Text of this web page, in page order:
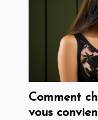
Comment
vous